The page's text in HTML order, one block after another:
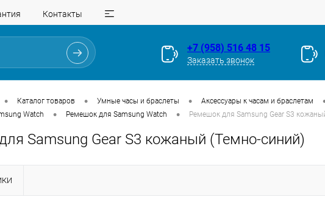
Контакты
+7 (958) 516 48 15
Заказать звонок
• Каталог товаров • Умные часы и браслеты • Аксессуары к часам и браслетам
Watch • Ремешок для Samsung Watch • Ремешок для Samsung Gear S3
Samsung Gear S3 кожаный (Темно-синий)